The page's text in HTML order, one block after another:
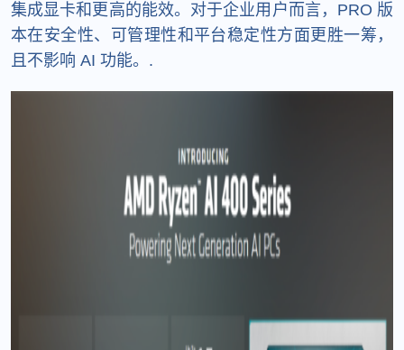
集成显卡和更高的能效。对于企业用户而言，PRO 版
本在安全性、可管理性和平台稳定性方面更胜一筹，
且不影响 AI 功能。.